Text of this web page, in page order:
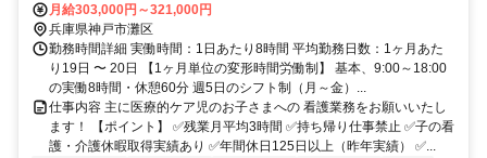
分
月給303,000円～321,000円
兵庫県神戸市灘区
勤務時間詳細 実働時間：1日あたり8時間 平均勤務日数：1ヶ月あた
り19日 〜 20日 【1ヶ月単位の変形時間労働制】 基本、9:00～18:00
の実働8時間・休憩60分 週5日のシフト制（月～金）...
仕事内容 主に医療的ケア児のお子さまへの 看護業務をお願いいたし
ます！ 【ポイント】 ✅残業月平均3時間 ✅持ち帰り仕事禁止 ✅子の看
護・介護休暇取得実績あり ✅年間休日125日以上（昨年実績） ✅...